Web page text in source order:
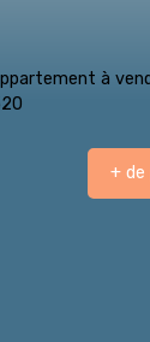
+ de